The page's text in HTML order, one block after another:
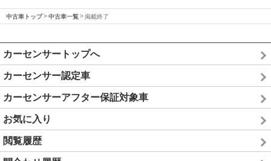
中古車トップ 中古車一覧 掲載終了
カーセンサートップへ
カーセンサー認定車
カーセンサーアフター保証対象車
お気に入り
閲覧履歴